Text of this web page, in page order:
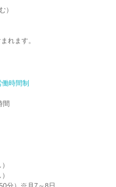
）
れます。
時間制
間